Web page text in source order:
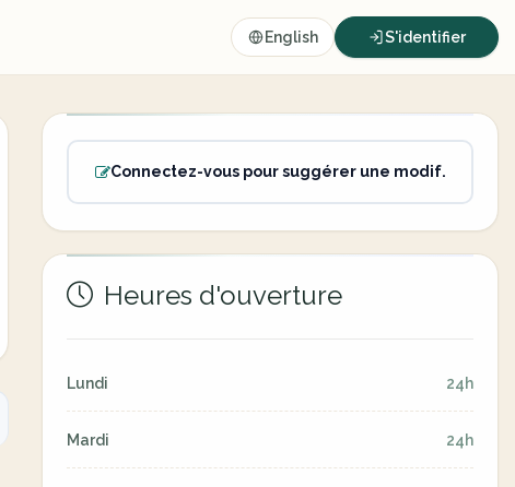
English S'identifier
Connectez-vous pour suggérer une modif.
Heures d'ouverture
Lundi 24h
Mardi 24h